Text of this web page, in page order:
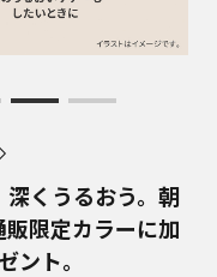
くうるおう。朝
販限定カラーに加
ント。